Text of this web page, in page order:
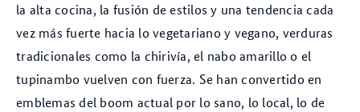
la alta cocina, la fusión de estilos y una tendencia cada
vez más fuerte hacia lo vegetariano y vegano, verduras
tradicionales como la chirivía, el nabo amarillo o el
tupinambo vuelven con fuerza. Se han convertido en
emblemas del boom actual por lo sano, lo local, lo de